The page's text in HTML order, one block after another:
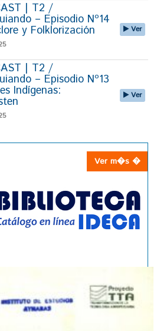
| T2 /
– Episodio Nº14
y Folklorización Ver
| T2 /
– Episodio Nº13
Indígenas: Ver
Ver m�s �